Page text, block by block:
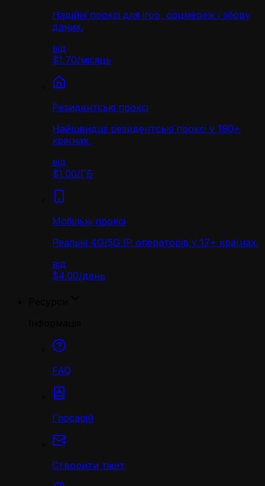
Надійні проксі для ігор, соцмереж і збору
даних.
від
$1.70/місяць
Резидентські проксі
Найшвидші резидентські проксі у 190+
країнах.
від
$1.00/ГБ
Мобільні проксі
Реальні 4G/5G IP операторів у 17+ країнах.
від
$4.00/день
FAQ
Глосарій
Створити тікет